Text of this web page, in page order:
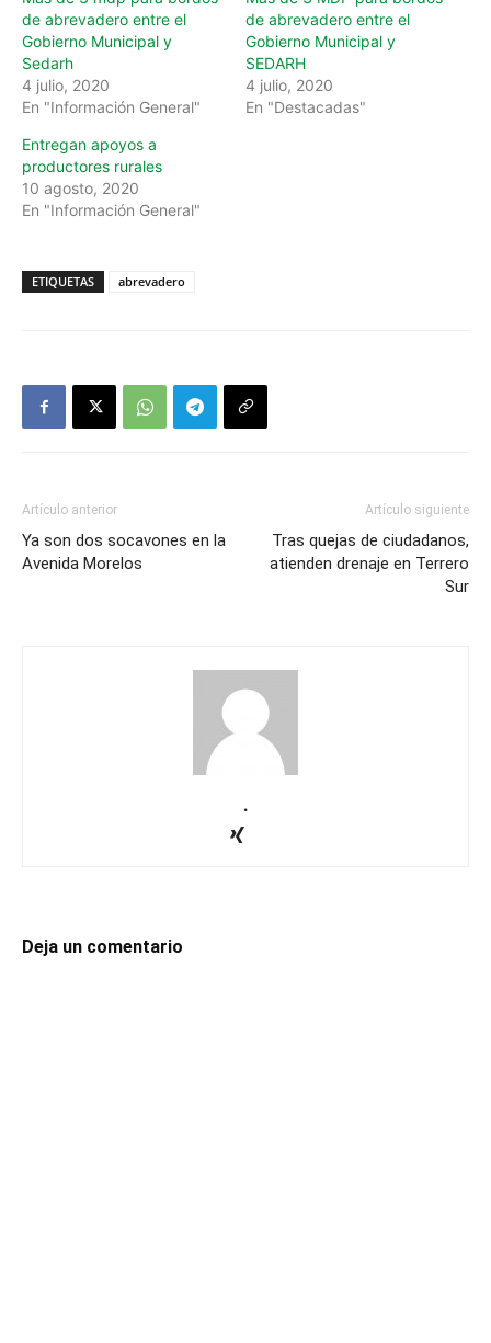
de abrevadero entre el
Gobierno Municipal y
Sedarh
4 julio, 2020
En "Información General"
de abrevadero entre el
Gobierno Municipal y
SEDARH
4 julio, 2020
En "Destacadas"
Entregan apoyos a
productores rurales
10 agosto, 2020
En "Información General"
ETIQUETAS abrevadero
Artículo anterior
Ya son dos socavones en la
Avenida Morelos
Artículo siguiente
Tras quejas de ciudadanos,
atienden drenaje en Terrero
Sur
.
Deja un comentario